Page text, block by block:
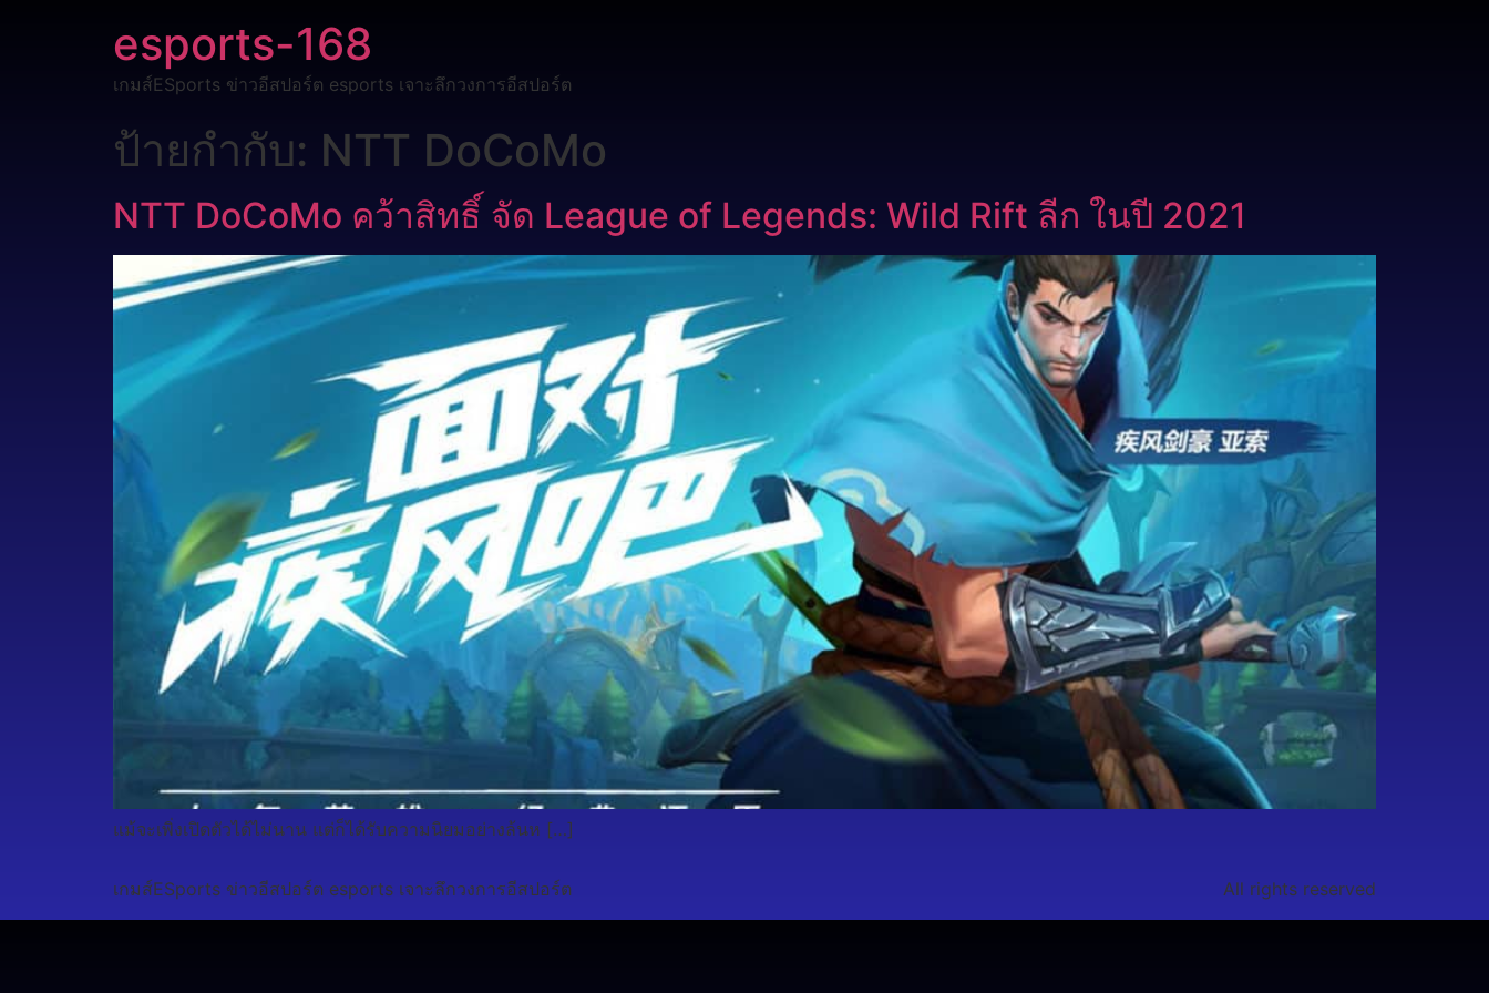
esports-168
เกมส์ESports ข่าวอีสปอร์ต esports เจาะลึกวงการอีสปอร์ต
ป้ายกำกับ: NTT DoCoMo
NTT DoCoMo คว้าสิทธิ์ จัด League of Legends: Wild Rift ลีก ในปี 2021
แม้จะเพิ่งเปิดตัวได้ไม่นาน แต่ก็ได้รับความนิยมอย่างล้นห […]
เกมส์ESports ข่าวอีสปอร์ต esports เจาะลึกวงการอีสปอร์ต All rights reserved